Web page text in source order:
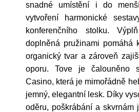
snadné umístění i do
vytvoření harmonické
konferenčního stolku.
doplněná pružinami pomáhá
organický tvar a zároveň
oporu. Tove je čalouněno
Casino, která je mimořádně
jemný, elegantní lesk. Díky
oděru, poškrábání a skvrnám